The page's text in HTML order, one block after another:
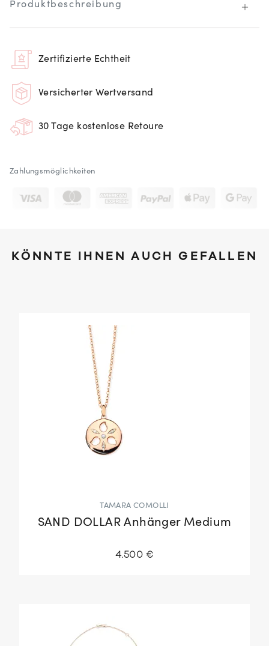
Produktbeschreibung
Zertifizierte Echtheit
Versicherter Wertversand
30 Tage kostenlose Retoure
Zahlungsmöglichkeiten
KÖNNTE IHNEN AUCH GEFALLEN
TAMARA COMOLLI
SAND DOLLAR Anhänger Medium
4.500 €